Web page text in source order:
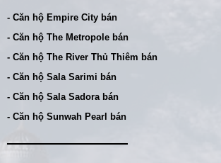
- Căn hộ Empire City bán
- Căn hộ The Metropole bán
- Căn hộ The River Thủ Thiêm bán
- Căn hộ Sala Sarimi bán
- Căn hộ Sala Sadora bán
- Căn hộ Sunwah Pearl bán